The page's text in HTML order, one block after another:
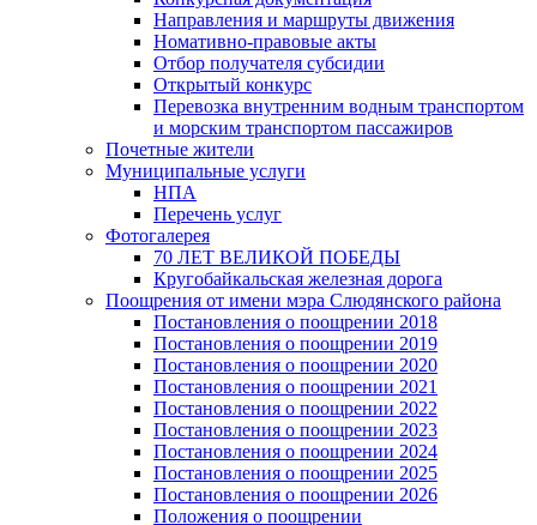
Направления и маршруты движения
Номативно-правовые акты
Отбор получателя субсидии
Открытый конкурс
Перевозка внутренним водным транспортом
и морским транспортом пассажиров
Почетные жители
Муниципальные услуги
НПА
Перечень услуг
Фотогалерея
70 ЛЕТ ВЕЛИКОЙ ПОБЕДЫ
Кругобайкальская железная дорога
Поощрения от имени мэра Слюдянского района
Постановления о поощрении 2018
Постановления о поощрении 2019
Постановления о поощрении 2020
Постановления о поощрении 2021
Постановления о поощрении 2022
Постановления о поощрении 2023
Постановления о поощрении 2024
Постановления о поощрении 2025
Постановления о поощрении 2026
Положения о поощрении